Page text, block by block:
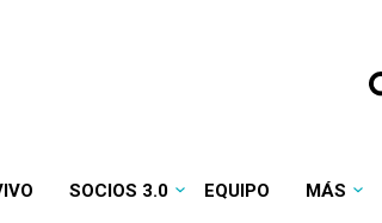
SOCIOS 3.0 EQUIPO MÁS